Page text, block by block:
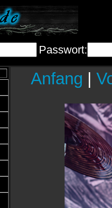
Passwort:
Anfang |